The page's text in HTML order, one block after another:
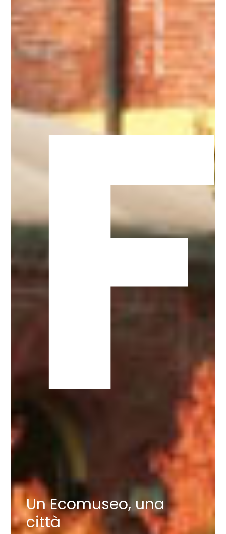
Un Ecomuseo, una
città